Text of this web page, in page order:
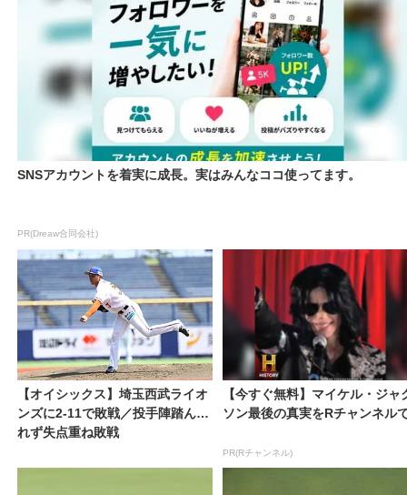
SNSアカウントを着実に成長。実はみんなココ使ってます。
PR(Dreaw合同会社)
【オイシックス】埼玉西武ライオ
ンズに2‐11で敗戦／投手陣踏ん張
れず失点重ね敗戦
【今すぐ無料】マイケル・ジャ
ソン最後の真実をRチャンネル
PR(Rチャンネル)